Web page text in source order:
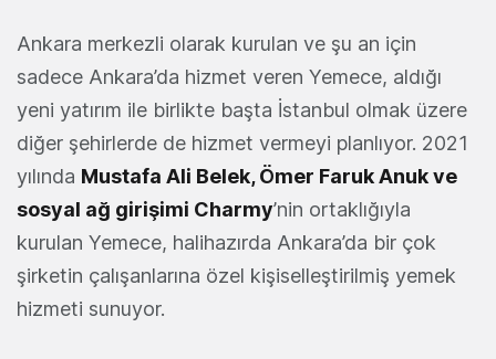
Ankara merkezli olarak kurulan ve şu an için
sadece Ankara’da hizmet veren Yemece, aldığı
yeni yatırım ile birlikte başta İstanbul olmak üzere
diğer şehirlerde de hizmet vermeyi planlıyor. 2021
yılında Mustafa Ali Belek, Ömer Faruk Anuk ve
sosyal ağ girişimi Charmy’nin ortaklığıyla
kurulan Yemece, halihazırda Ankara’da bir çok
şirketin çalışanlarına özel kişiselleştirilmiş yemek
hizmeti sunuyor.